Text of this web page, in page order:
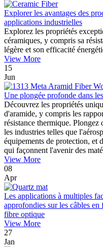
Explorer les avantages des
applications industrielles
Explorez les propriétés
céramiques, y compris sa
légère et son efficacité
View More
15
Jun
Une plongée profonde dans
Découvrez les propriétés
d'aramide, y compris les
résistance thermique. Plongez
les industries telles que
équipements de protection, et
qui façonnent l'avenir des
View More
08
Apr
Les applications à multiples
approfondies sur les câbles
fibre optique
View More
27
Jan